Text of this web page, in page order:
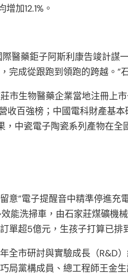
加12.1%。
醫藥鉅子阿斯利康告竣計
成從跟跑到領跑的跨越。”
市生物醫藥企業當地注冊上
百強榜；中國電科財產基
中瓷電子陶瓷系列產物在全
”電子提醒音中精準停進
能洗掃車，由石家莊煤礦機
超5億元，生孩子打算已排
市研討與實驗成長（R&D）
黨構成員、總工程師王金